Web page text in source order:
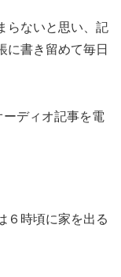
らないと思い、記
に書き留めて毎日
ディオ記事を電
６時頃に家を出る